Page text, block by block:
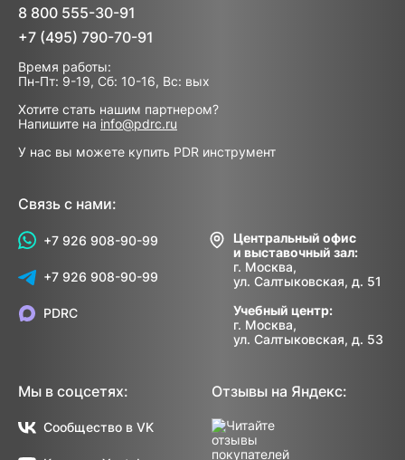
8 800 555-30-91
+7 (495) 790-70-91
Время работы:
Пн-Пт: 9-19, Сб: 10-16, Вс: вых
Хотите стать нашим партнером?
Напишите на info@pdrc.ru
У нас вы можете купить PDR инструмент
Связь с нами:
+7 926 908-90-99
+7 926 908-90-99
Центральный офис
и выставочный зал:
г. Москва,
ул. Салтыковская, д. 51
Учебный центр:
г. Москва,
ул. Салтыковская, д. 53
PDRC
Мы в соцсетях:
Сообщество в VK
Отзывы на Яндекс: